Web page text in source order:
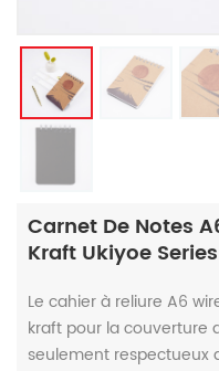
Carnet De Notes
Kraft Ukiyoe Series
Le cahier à reliure A6
kraft pour la couverture
seulement respectueux